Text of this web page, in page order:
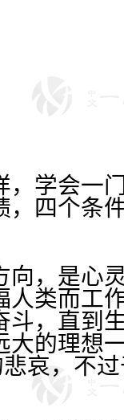
学会一
，四个条
向，是心
人类而工
斗，直到
大的理想
哀，不